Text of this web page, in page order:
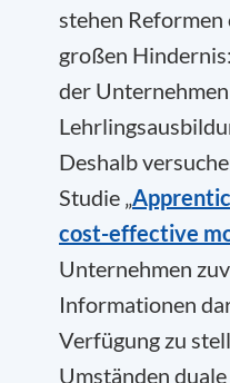
stehen
großen
der
Deshalb
Studie „
cost-effective
Unternehmen
Informationen
Verfügung zu
Umständen duale